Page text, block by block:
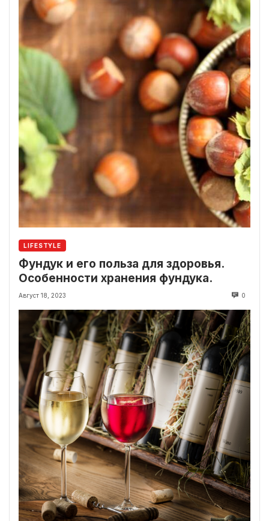
LIFESTYLE
Фундук и его польза для здоровья.
Особенности хранения фундука.
Август 18, 2023 0